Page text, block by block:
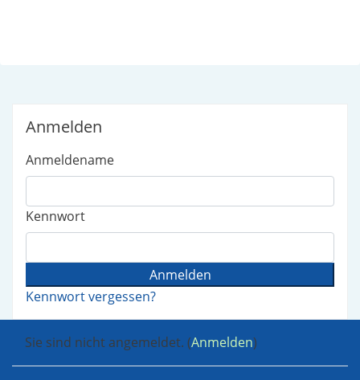
Blöcke
Anmelden
Anmeldename
Kennwort
Kennwort vergessen?
Sie sind nicht angemeldet. (Anmelden)